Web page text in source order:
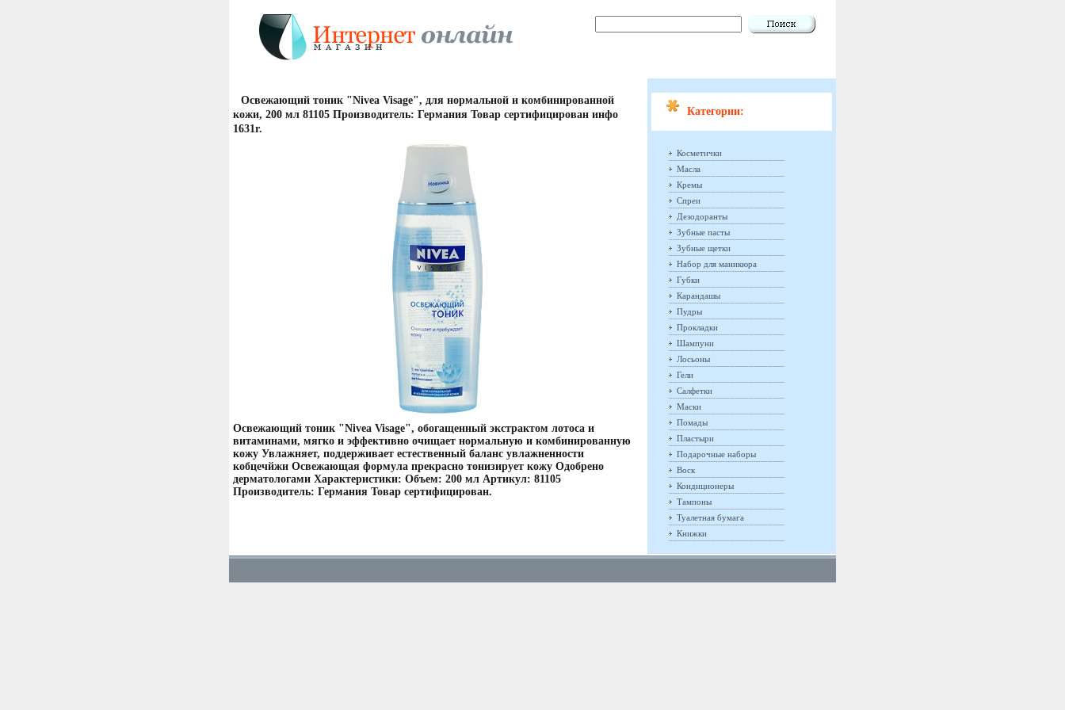
Освежающий тоник "Nivea Visage", для нормальной и комбинированной
кожи, 200 мл 81105 Производитель: Германия Товар сертифицирован инфо
1631r.
Освежающий тоник "Nivea Visage", обогащенный экстрактом лотоса и
витаминами, мягко и эффективно очищает нормальную и комбинированную
кожу Увлажняет, поддерживает естественный баланс увлажненности
кобцечйжи Освежающая формула прекрасно тонизирует кожу Одобрено
дерматологами Характеристики: Объем: 200 мл Артикул: 81105
Производитель: Германия Товар сертифицирован.
Категории:
Косметички
Масла
Кремы
Спреи
Дезодоранты
Зубные пасты
Зубные щетки
Набор для маникюра
Губки
Карандашы
Пудры
Прокладки
Шампуни
Лосьоны
Гели
Салфетки
Маски
Помады
Пластыри
Подарочные наборы
Воск
Кондиционеры
Тампоны
Туалетная бумага
Книжки